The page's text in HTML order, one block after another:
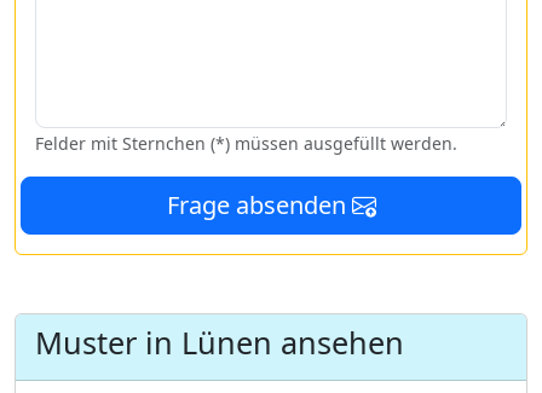
Felder mit Sternchen (*) müssen ausgefüllt werden.
Frage absenden
Muster in Lünen ansehen